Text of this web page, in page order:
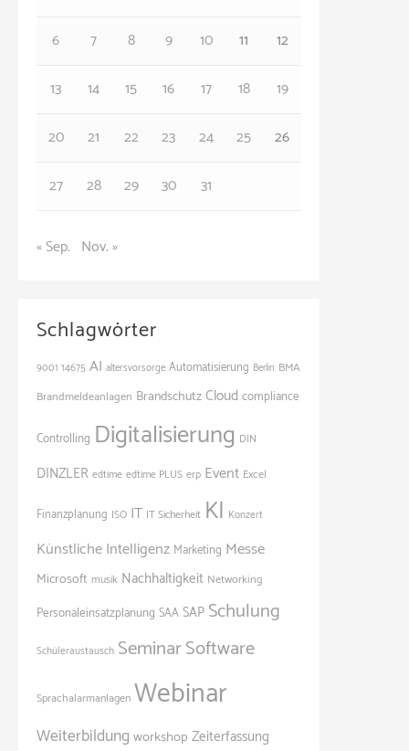
6
7 8 9 10 11
12
13
14 15 16 17 18
19
20
21 22 23 24 25
26
27
28 29 30 31
« Sep. Nov. »
Schlagwörter
9001 14675 AI altersvorsorge Automatisierung Berlin BMA
Brandmeldeanlagen BrandschutzCloud compliance
Controlling Digitalisierung DIN
DINZLER edtime edtime PLUS erp Event Excel
Finanzplanung ISO IT IT Sicherheit KI Konzert
Künstliche Intelligenz Marketing Messe
Microsoft musik Nachhaltigkeit Networking
Personaleinsatzplanung SAASAP Schulung
Schüleraustausch SeminarSoftware
Sprachalarmanlagen Webinar
Weiterbildung workshop Zeiterfassung